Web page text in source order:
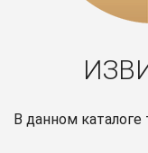
В данном